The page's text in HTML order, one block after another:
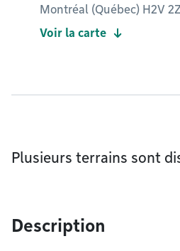
Montréal (Québec) H2V
Voir la carte
Plusieurs terrains sont
Description